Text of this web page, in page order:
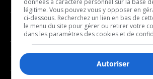
- Affaires municipales
- Communauté / Social
- Culture
- Économie
- Éducation
-
- Joué
légitime. Vous pouvez vous y opposer en
ci-dessous. Recherchez un lien en bas de
le menu du site pour gérer ou retirer votre
dans les paramètres des cookies et de
Autoriser